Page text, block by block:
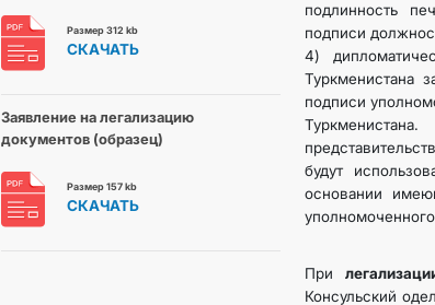
КОНТАКТНЫЕ ДАННЫЕ
подлинность
подписи
4)
Туркменистана
подписи
будут
основании
При
Консульский
Размер 312 kb
СКАЧАТЬ
Заявление на легализацию
документов (образец)
Размер 157 kb
СКАЧАТЬ